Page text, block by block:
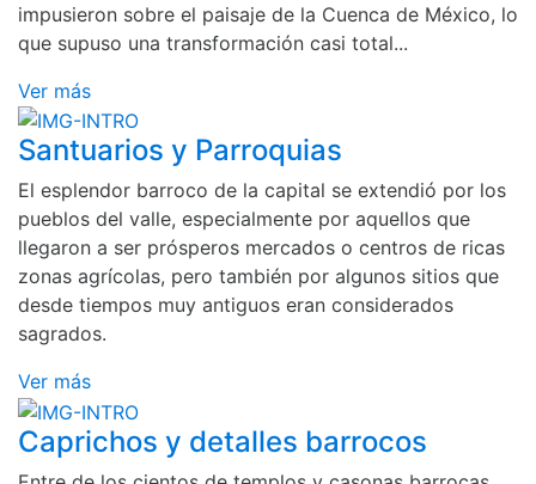
impusieron sobre el paisaje de la Cuenca de México, lo
que supuso una transformación casi total...
Ver más
Santuarios y Parroquias
El esplendor barroco de la capital se extendió por los
pueblos del valle, especialmente por aquellos que
llegaron a ser prósperos mercados o centros de ricas
zonas agrícolas, pero también por algunos sitios que
desde tiempos muy antiguos eran considerados
sagrados.
Ver más
Caprichos y detalles barrocos